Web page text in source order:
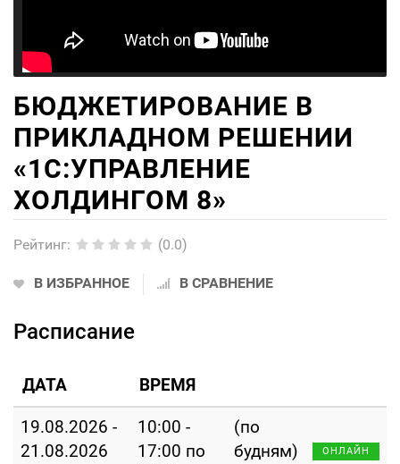
БЮДЖЕТИРОВАНИЕ В
ПРИКЛАДНОМ РЕШЕНИИ
«1С:УПРАВЛЕНИЕ
ХОЛДИНГОМ 8»
Рейтинг: (0.0)
В ИЗБРАННОЕ В СРАВНЕНИЕ
Расписание
ДАТА ВРЕМЯ
19.08.2026 -
21.08.2026
10:00 -
17:00 по
(по
будням)
ОНЛАЙН